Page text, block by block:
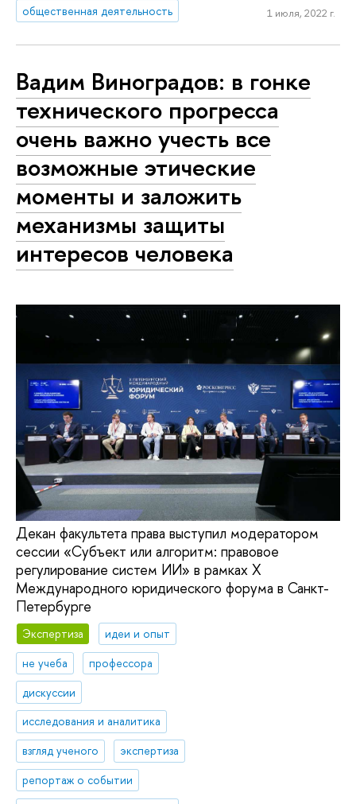
общественная деятельность
1 июля, 2022 г.
Вадим Виноградов: в гонке
технического прогресса
очень важно учесть все
возможные этические
моменты и заложить
механизмы защиты
интересов человека
Декан факультета права выступил модератором
сессии «Субъект или алгоритм: правовое
регулирование систем ИИ» в рамках X
Международного юридического форума в Санкт-
Петербурге
Экспертиза
идеи и опыт
не учеба
профессора
дискуссии
исследования и аналитика
взгляд ученого
экспертиза
репортаж о событии